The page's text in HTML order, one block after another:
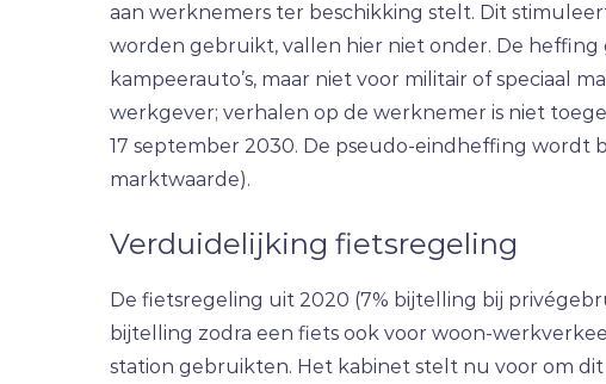
aan werknemers ter beschikking stelt. Dit
worden gebruikt, vallen hier niet onder. De heffing
kampeerauto’s, maar niet voor militair of speciaal
werkgever; verhalen op de werknemer is niet
17 september 2030. De pseudo-eindheffing wordt
marktwaarde).
Verduidelijking fietsregeling
De fietsregeling uit 2020 (7% bijtelling bij
bijtelling zodra een fiets ook voor woon-
station gebruikten. Het kabinet stelt nu voor om